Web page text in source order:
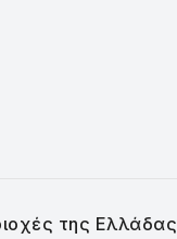
της Ελλάδας